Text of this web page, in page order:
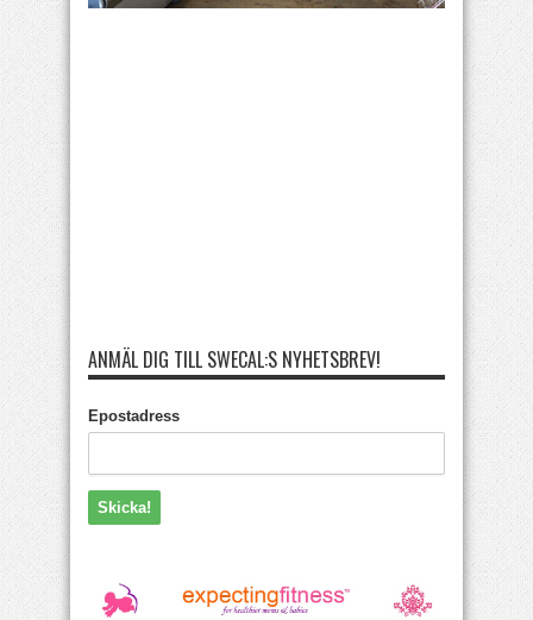
ANMÄL DIG TILL SWECAL:S NYHETSBREV!
Epostadress